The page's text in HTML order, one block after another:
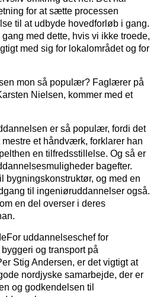
for at sætte processen
til at udbyde hovedforløb i gang.
med dette, hvis vi ikke troede,
med sig for lokalområdet og for
mon så populær? Faglærer på
Nielsen, kommer med et
er så populær, fordi det
mestre et håndværk, forklarer han
en tilfredsstillelse. Og så er
bagefter.
bygningskonstruktør, og med en
til ingeniøruddannelser også.
en del overser i deres
uddannelseschef for
og transport på
Stig Andersen, er det vigtigt at
nordjyske samarbejde, der er
og godkendelsen til